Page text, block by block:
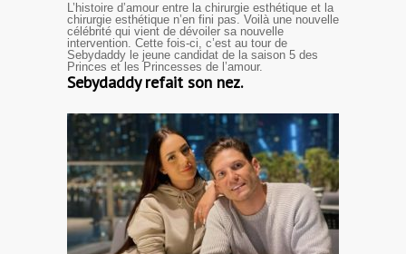
L’histoire d’amour entre la chirurgie esthétique et la
chirurgie esthétique n’en fini pas. Voilà une nouvelle
célébrité qui vient de dévoiler sa nouvelle
intervention. Cette fois-ci, c’est au tour de
Sebydaddy le jeune candidat de la saison 5 des
Princes et les Princesses de l’amour.
Sebydaddy refait son nez.